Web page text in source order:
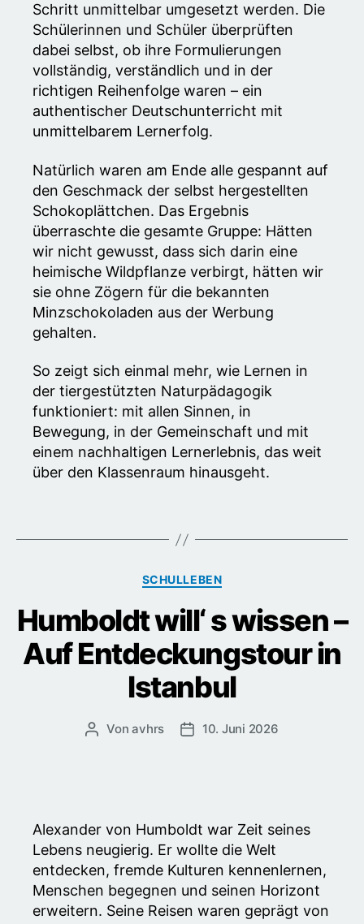
Schritt unmittelbar umgesetzt werden. Die
Schülerinnen und Schüler überprüften
dabei selbst, ob ihre Formulierungen
vollständig, verständlich und in der
richtigen Reihenfolge waren – ein
authentischer Deutschunterricht mit
unmittelbarem Lernerfolg.
Natürlich waren am Ende alle gespannt auf
den Geschmack der selbst hergestellten
Schokoplättchen. Das Ergebnis
überraschte die gesamte Gruppe: Hätten
wir nicht gewusst, dass sich darin eine
heimische Wildpflanze verbirgt, hätten wir
sie ohne Zögern für die bekannten
Minzschokoladen aus der Werbung
gehalten.
So zeigt sich einmal mehr, wie Lernen in
der tiergestützten Naturpädagogik
funktioniert: mit allen Sinnen, in
Bewegung, in der Gemeinschaft und mit
einem nachhaltigen Lernerlebnis, das weit
über den Klassenraum hinausgeht.
Kategorien
SCHULLEBEN
Humboldt will‘ s wissen –
Auf Entdeckungstour in
Istanbul
Beitragsautor
Vonavhrs Veröffentlichungsdatum
10. Juni 2026
Alexander von Humboldt war Zeit seines
Lebens neugierig. Er wollte die Welt
entdecken, fremde Kulturen kennenlernen,
Menschen begegnen und seinen Horizont
erweitern. Seine Reisen waren geprägt von